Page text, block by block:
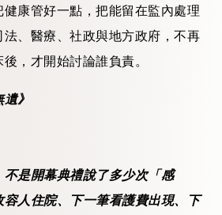
康管好一點，把能留在監內處理
、醫療、社政與地方政府，不再
，才開始討論誰負責。
》
是開幕典禮說了多少次「感
人住院、下一筆看護費出現、下